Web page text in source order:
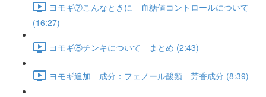
ヨモギ⑦こんなときに 血糖値コントロールについて
(16:27)
ヨモギ⑧チンキについて まとめ (2:43)
ヨモギ追加 成分：フェノール酸類 芳香成分 (8:39)